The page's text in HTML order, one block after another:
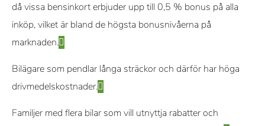
då vissa bensinkort erbjuder upp till 0,5 % bonus på alla
inköp, vilket är bland de högsta bonusnivåerna på
marknaden.
Bilägare som pendlar långa sträckor och därför har höga
drivmedelskostnader.
Familjer med flera bilar som vill utnyttja rabatter och